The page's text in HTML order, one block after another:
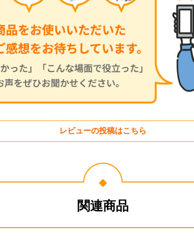
レビューの投稿はこちら
関連商品